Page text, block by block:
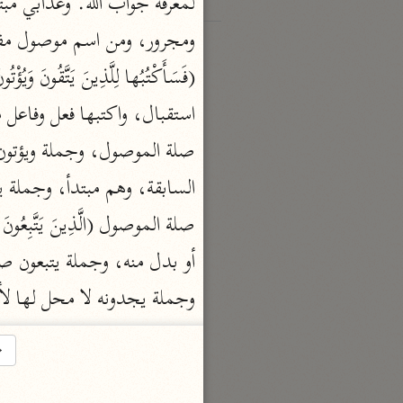
وجملة يجدونه لا محل لها